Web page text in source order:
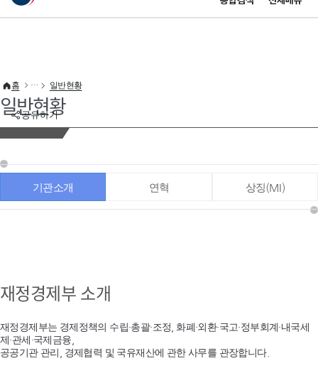
이 누리집은 대한민국 공식 전자정부 누리집입니다.
공유하기
홈 일반현황
일반현황
기관소개 연혁 상징(MI)
재정경제부 소개
재정경제부는 경제정책의 수립·총괄·조정, 화폐·외환·국고·정부회계·내국세
제·관세·국제금융,
공공기관 관리, 경제협력 및 국유재산에 관한 사무를 관장합니다.